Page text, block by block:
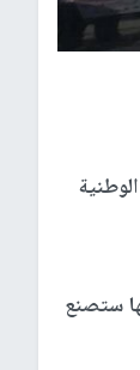
ستصنع